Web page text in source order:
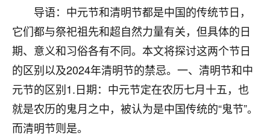
导语：中元节和清明节都是中国的传统节日，
它们都与祭祀祖先和超自然力量有关，但具体的日
期、意义和习俗各有不同。本文将探讨这两个节日
的区别以及2024年清明节的禁忌。一、清明节和中
元节的区别1.日期：中元节定在农历七月十五，也
就是农历的鬼月之中，被认为是中国传统的“鬼节”。
而清明节则是。
3小时前 来自河北 16
付深
我是公司人事调整，有升迁机会，但同时竞争的我们
三个，找老师的时候是抱着侥幸心理，没想到老师看
着我晋升有望，我半信半疑的按照老师建议，做了化
太岁还有一个发钱粮，本来年前的人事调整，拖到年
后，我以为都没戏了，结果开年一上班，开会提拔升